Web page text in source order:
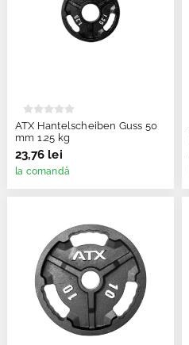
ATX Hantelscheiben Guss 50
mm 1.25 kg
23,76 lei
la comandă